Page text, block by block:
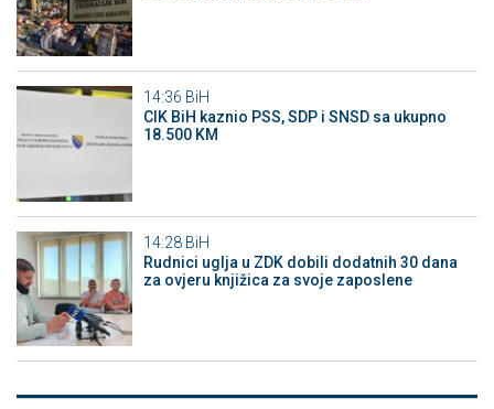
14:36 BiH
CIK BiH kaznio PSS, SDP i SNSD sa ukupno
18.500 KM
14:28 BiH
Rudnici uglja u ZDK dobili dodatnih 30 dana
za ovjeru knjižica za svoje zaposlene